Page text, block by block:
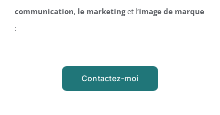
communication, le marketinget l’image de marque
:
Contactez-moi